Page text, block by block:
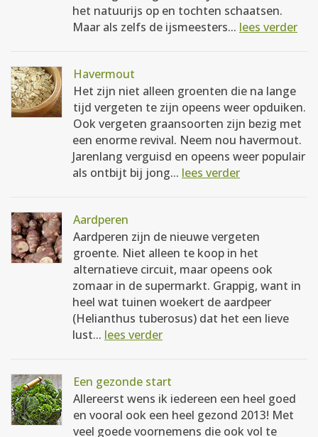
het natuurijs op en tochten schaatsen.
Maar als zelfs de ijsmeesters... lees verder
Havermout
Het zijn niet alleen groenten die na lange
tijd vergeten te zijn opeens weer opduiken.
Ook vergeten graansoorten zijn bezig met
een enorme revival. Neem nou havermout.
Jarenlang verguisd en opeens weer populair
als ontbijt bij jong... lees verder
Aardperen
Aardperen zijn de nieuwe vergeten
groente. Niet alleen te koop in het
alternatieve circuit, maar opeens ook
zomaar in de supermarkt. Grappig, want in
heel wat tuinen woekert de aardpeer
(Helianthus tuberosus) dat het een lieve
lust... lees verder
Een gezonde start
Allereerst wens ik iedereen een heel goed
en vooral ook een heel gezond 2013! Met
veel goede voornemens die ook vol te